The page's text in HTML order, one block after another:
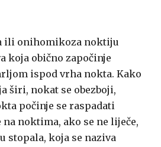
ili onihomikoza noktiju
koja obično započinje
ispod vrha nokta. Kako
širi, nokat se obezboji,
počinje se raspadati
noktima, ako se ne liječe,
stopala, koja se naziva